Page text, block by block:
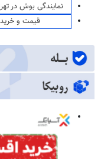
نمایندگی بوش در
قیمت و